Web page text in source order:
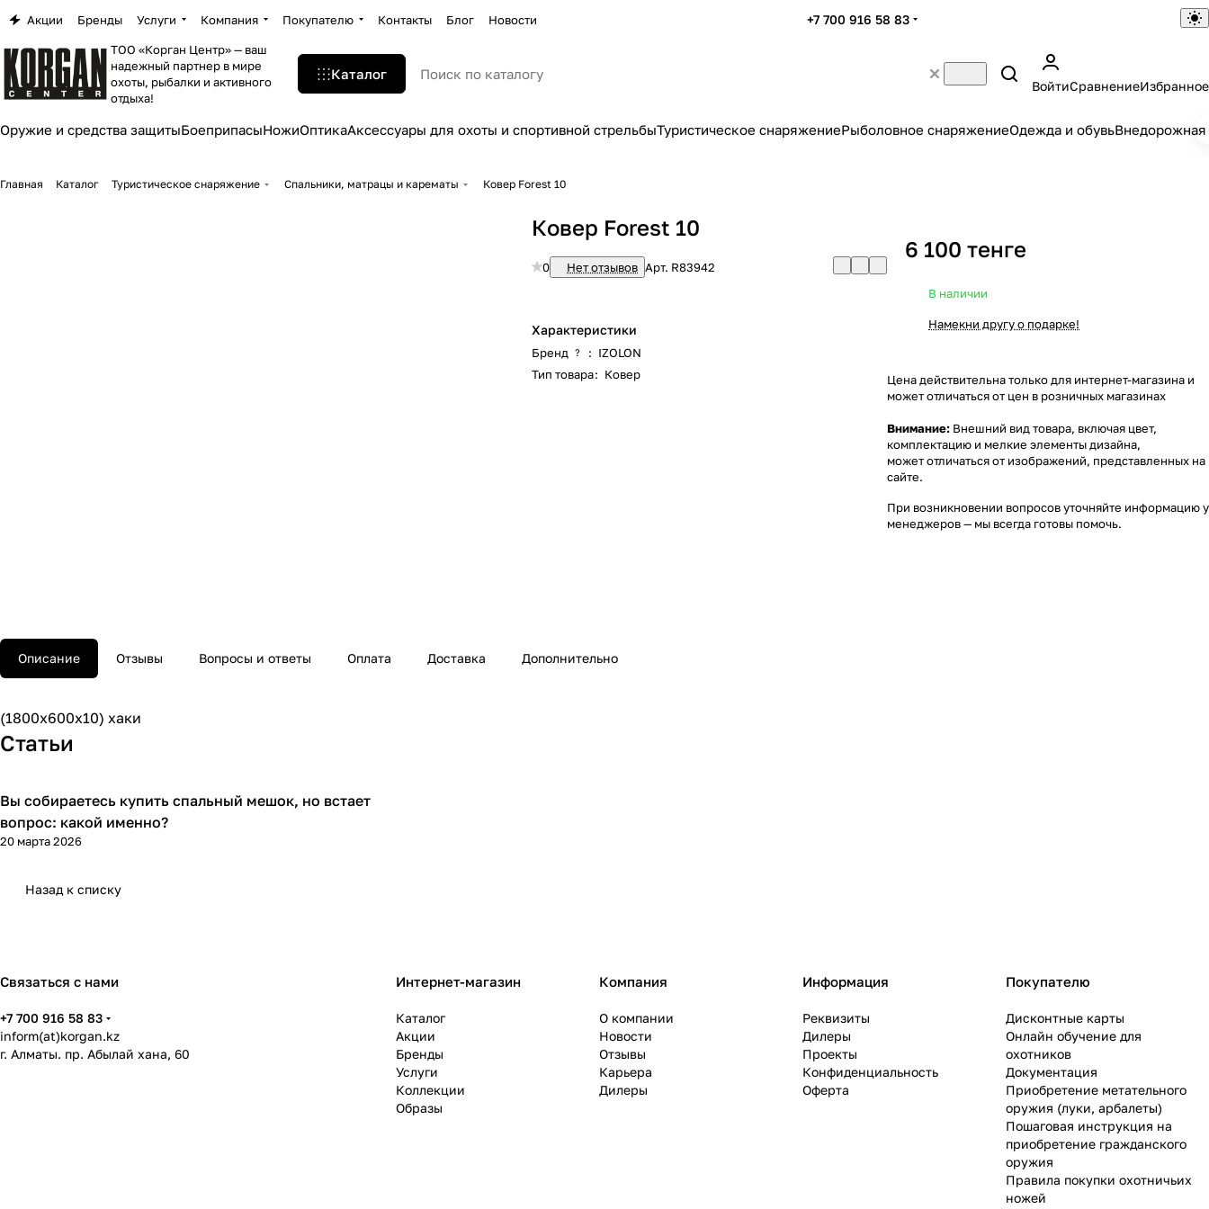
Акции Бренды Услуги Компания Покупателю Контакты Блог Новости +7 700 916 58 83
ТОО «Корган Центр» — ваш
надежный партнер в мире
охоты, рыбалки и активного
отдыха!
Каталог
ВойтиСравнениеИзбранное
Оружие и средства защитыБоеприпасыНожиОптикаАксессуары для охоты и спортивной стрельбыТуристическое снаряжениеРыболовное снаряжениеОдежда и обувьВнедорожная
Главная Каталог Туристическое снаряжение Спальники, матрацы и карематы Ковер Forest 10
Ковер Forest 10
0 Нет отзывов Арт. R83942
Характеристики
Бренд ? : IZOLON
Тип товара: Ковер
6 100 тенге
В наличии
Намекни другу о подарке!
Цена действительна только для интернет-магазина и
может отличаться от цен в розничных магазинах
Внимание: Внешний вид товара, включая цвет,
комплектацию и мелкие элементы дизайна,
может отличаться от изображений, представленных на
сайте.
При возникновении вопросов уточняйте информацию у
менеджеров— мы всегда готовы помочь.
Описание Отзывы Вопросы и ответы Оплата Доставка Дополнительно
(1800х600х10) хаки
Статьи
Советы покупателям
Вы собираетесь купить спальный мешок, но встает
вопрос: какой именно?
20 марта 2026
Назад к списку
Связаться с нами
+7 700 916 58 83
inform(at)korgan.kz
г. Алматы. пр. Абылай хана, 60
Интернет-магазин
Каталог
Акции
Бренды
Услуги
Коллекции
Образы
Компания
О компании
Новости
Отзывы
Карьера
Дилеры
Информация
Реквизиты
Дилеры
Проекты
Конфиденциальность
Оферта
Покупателю
Дисконтные карты
Онлайн обучение для
охотников
Документация
Приобретение метательного
оружия (луки, арбалеты)
Пошаговая инструкция на
приобретение гражданского
оружия
Правила покупки охотничьих
ножей